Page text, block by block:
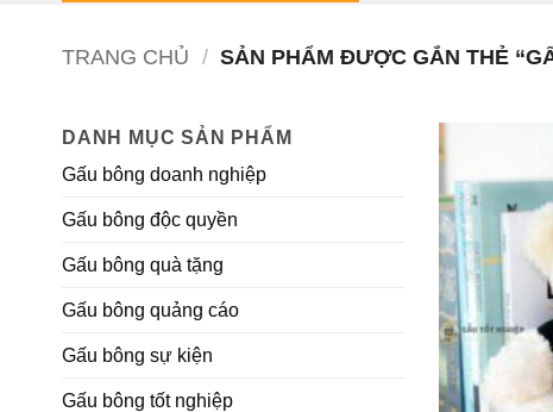
TRANG CHỦ / SẢN PHẨM ĐƯỢC GẮN THẺ
DANH MỤC SẢN PHẨM
Gấu bông doanh nghiệp
Gấu bông độc quyền
Gấu bông quà tặng
Gấu bông quảng cáo
Gấu bông sự kiện
Gấu bông tốt nghiệp